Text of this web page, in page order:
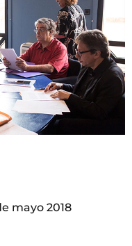
mayo 2018